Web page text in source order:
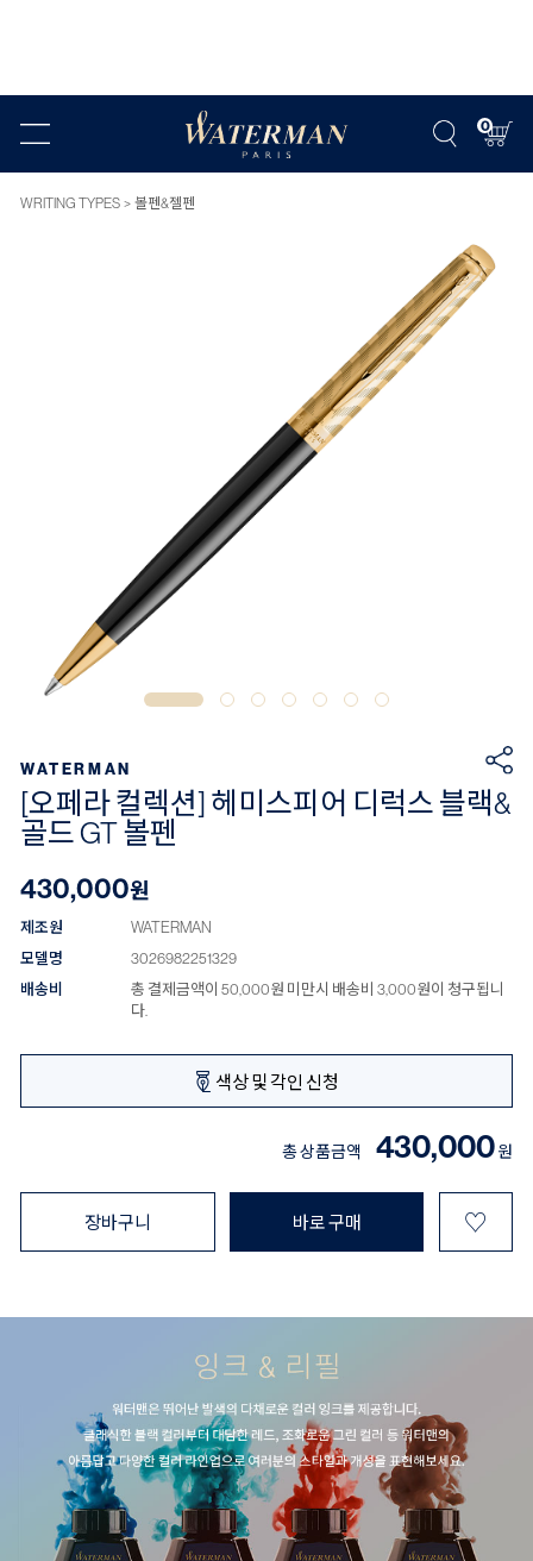
0
WRITING TYPES 볼펜&젤펜
WATERMAN
[오페라 컬렉션] 헤미스피어 디럭스 블랙&
골드 GT 볼펜
430,000원
제조원
WATERMAN
모델명
3026982251329
배송비
총 결제금액이 50,000원 미만시 배송비 3,000원이 청구됩니
다.
색상 및 각인 신청
총 상품금액 430,000원
장바구니 바로 구매 ♡